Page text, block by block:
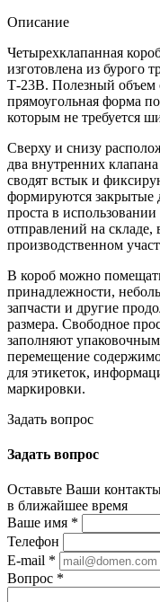
Описание
Четырехклапанная
изготовлена из бурого
Т-23В. Полезный объем
прямоугольная форма
которым не требуется
Сверху и снизу
два внутренних
сводят встык и
формируются закрытые
проста в
отправлений на складе,
производственном
В короб можно
принадлежности,
запчасти и другие
размера. Свободное
заполняют
перемещение
для этикеток,
маркировки.
Задать вопрос
Задать вопрос
Оставьте Ваши
в ближайшее время
Ваше имя *
Телефон
E-mail *
Вопрос *